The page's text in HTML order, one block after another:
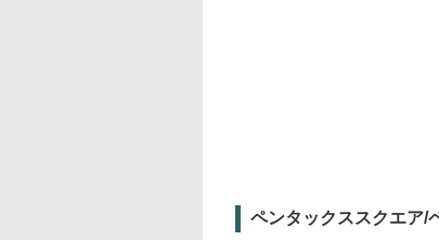
ペンタックススクエア/